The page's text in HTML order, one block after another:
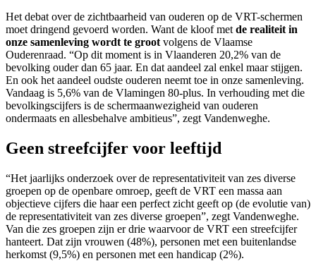
Het debat over de zichtbaarheid van ouderen op de VRT-schermen
moet dringend gevoerd worden. Want de kloof met de realiteit in
onze samenleving wordt te groot volgens de Vlaamse
Ouderenraad. “Op dit moment is in Vlaanderen 20,2% van de
bevolking ouder dan 65 jaar. En dat aandeel zal enkel maar stijgen.
En ook het aandeel oudste ouderen neemt toe in onze samenleving.
Vandaag is 5,6% van de Vlamingen 80-plus. In verhouding met die
bevolkingscijfers is de schermaanwezigheid van ouderen
ondermaats en allesbehalve ambitieus”, zegt Vandenweghe.
Geen streefcijfer voor leeftijd
“Het jaarlijks onderzoek over de representativiteit van zes diverse
groepen op de openbare omroep, geeft de VRT een massa aan
objectieve cijfers die haar een perfect zicht geeft op (de evolutie van)
de representativiteit van zes diverse groepen”, zegt Vandenweghe.
Van die zes groepen zijn er drie waarvoor de VRT een streefcijfer
hanteert. Dat zijn vrouwen (48%), personen met een buitenlandse
herkomst (9,5%) en personen met een handicap (2%).